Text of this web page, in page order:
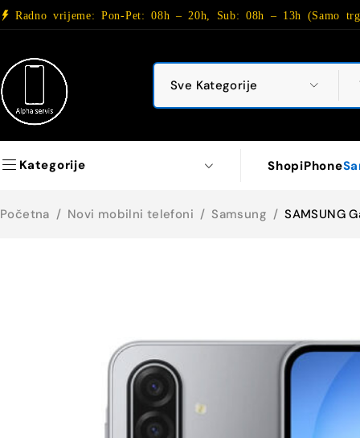
Radno vrijeme: Pon-Pet: 08h – 20h, Sub: 08h – 13h (Samo
Kategorije ShopiPhone
Početna / Novi mobilni telefoni / Samsung / SAMSUNG